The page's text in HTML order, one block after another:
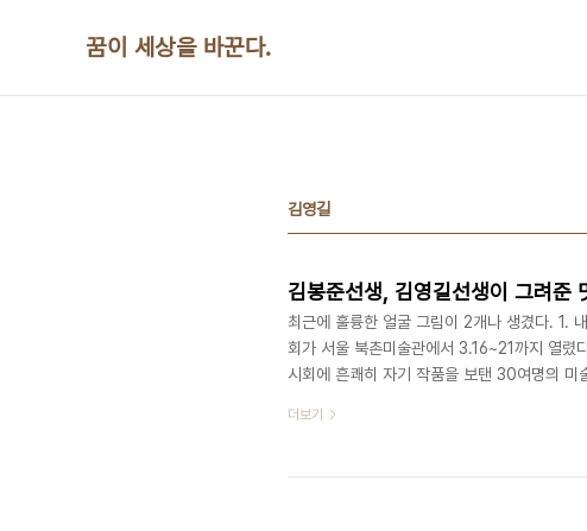
꿈이 세상을 바꾼다.
김영길
김봉준선생, 김영길선생이 그려준
최근에 훌륭한 얼굴 그림이 2개나 생겼다. 1.
회가 서울 북촌미술관에서 3.16~21까지 열렸
시회에 흔쾌히 자기 작품을 보탠 30여명의 미
의 노무현 대통령 자택이 정기용선생님의 작
님은 최근 활발한 페이스북 활동을 통하여 요
더보기